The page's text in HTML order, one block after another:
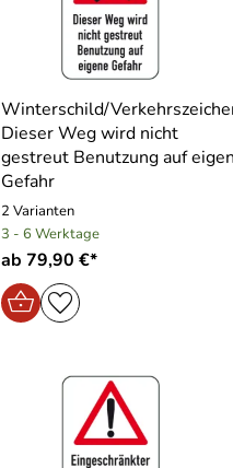
Winterschild/
Dieser Weg wird nicht
gestreut Benutzung auf
Gefahr
2 Varianten
3 - 6 Werktage
ab 79,90 €*